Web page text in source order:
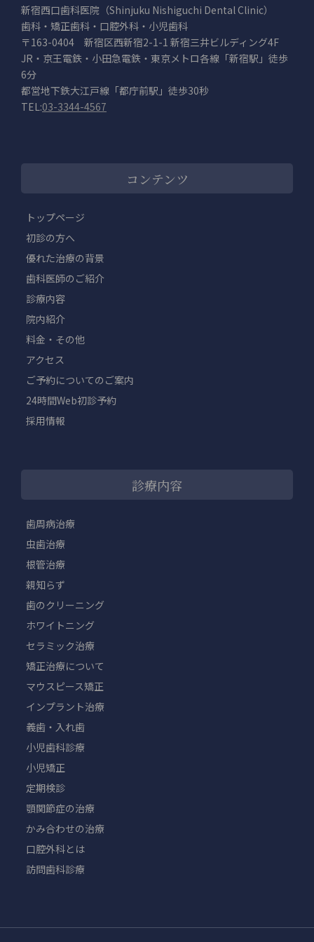
新宿西口歯科医院（Shinjuku Nishiguchi Dental Clinic）
歯科・矯正歯科・口腔外科・小児歯科
〒163-0404 新宿区西新宿2-1-1 新宿三井ビルディング4F
JR・京王電鉄・小田急電鉄・東京メトロ各線「新宿駅」徒歩
6分
都営地下鉄大江戸線「都庁前駅」徒歩30秒
TEL:03-3344-4567
コンテンツ
トップページ
初診の方へ
優れた治療の背景
歯科医師のご紹介
診療内容
院内紹介
料金・その他
アクセス
ご予約についてのご案内
24時間Web初診予約
採用情報
診療内容
歯周病治療
虫歯治療
根管治療
親知らず
歯のクリーニング
ホワイトニング
セラミック治療
矯正治療について
マウスピース矯正
インプラント治療
義歯・入れ歯
小児歯科診療
小児矯正
定期検診
顎関節症の治療
かみ合わせの治療
口腔外科とは
訪問歯科診療